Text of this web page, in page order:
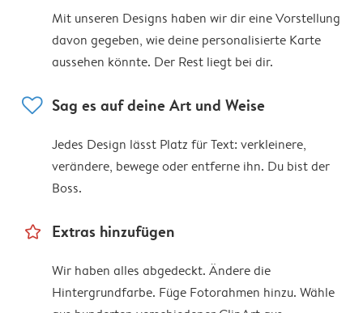
Mit unseren Designs haben wir dir eine Vorstellung
davon gegeben, wie deine personalisierte Karte
aussehen könnte. Der Rest liegt bei dir.
heart Sag es auf deine Art und Weise
Jedes Design lässt Platz für Text: verkleinere,
verändere, bewege oder entferne ihn. Du bist der
Boss.
star_outline Extras hinzufügen
Wir haben alles abgedeckt. Ändere die
Hintergrundfarbe. Füge Fotorahmen hinzu. Wähle